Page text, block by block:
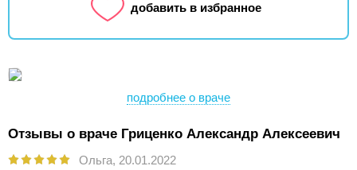
добавить в избранное
подробнее о враче
Отзывы о враче Гриценко Александр Алексеевич
Ольга, 20.01.2022